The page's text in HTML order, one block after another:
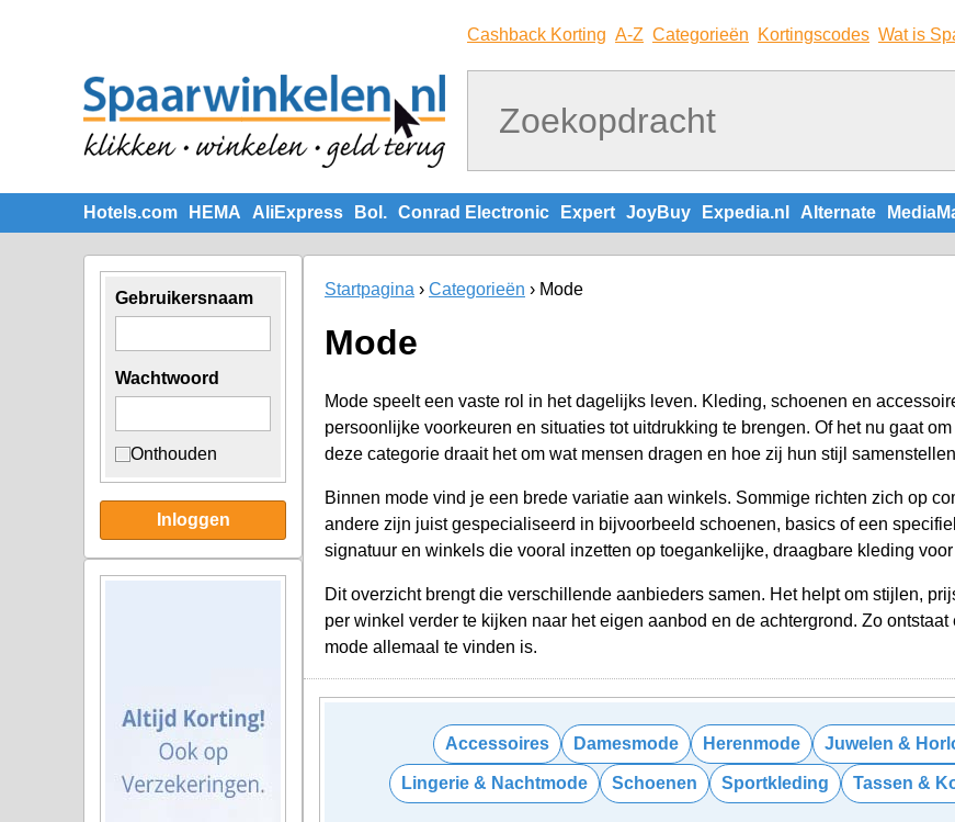
Cashback Korting A-Z Categorieën Kortingscodes Wat is
Hotels.com HEMA AliExpress Bol. Conrad Electronic Expert JoyBuy Expedia.nl Alternate
Gebruikersnaam
Wachtwoord
Onthouden
Inloggen
Startpagina Categorieën Mode
Mode
Mode speelt een vaste rol in het dagelijks leven. Kleding, schoenen en
persoonlijke voorkeuren en situaties tot uitdrukking te brengen. Of het nu gaat
deze categorie draait het om wat mensen dragen en hoe zij hun stijl
Binnen mode vind je een brede variatie aan winkels. Sommige richten zich op
andere zijn juist gespecialiseerd in bijvoorbeeld schoenen, basics of een
signatuur en winkels die vooral inzetten op toegankelijke, draagbare kleding
Dit overzicht brengt die verschillende aanbieders samen. Het helpt om stijlen,
per winkel verder te kijken naar het eigen aanbod en de achtergrond. Zo
mode allemaal te vinden is.
Accessoires Damesmode Herenmode Juwelen &
Lingerie & Nachtmode Schoenen Sportkleding Tassen &